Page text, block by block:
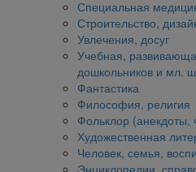
Специальная
Строительство,
Увлечения, досуг
Учебная,
дошкольников и мл.
Фантастика
Философия, религия
Фольклор (анекдоты,
Художественная
Человек, семья,
Энциклопедии,